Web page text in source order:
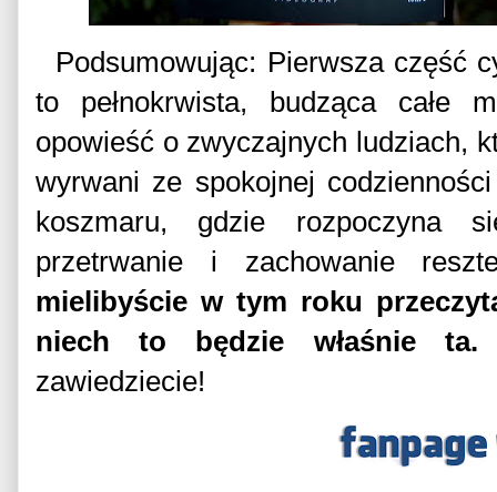
Podsumowując: Pierwsza część
to pełnokrwista, budząca całe
opowieść o zwyczajnych ludziach,
wyrwani ze spokojnej
koszmaru, gdzie rozpoczyna
przetrwanie i zachowanie
mielibyście w tym roku
niech to będzie właśnie ta.
zawiedziecie!